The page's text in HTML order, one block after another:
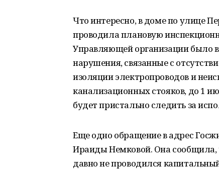
Что интересно, в доме по улице
проводила плановую
Управляющей организации было
нарушения, связанные с
изоляции электропроводов и
канализационных стояков, до 1
будет пристально следить за
Еще одно обращение в адрес
Ираиды Немковой. Она сообщила,
давно не проводился